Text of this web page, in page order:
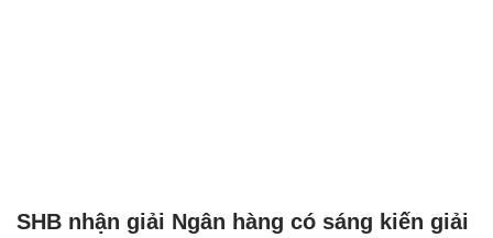
SHB nhận giải Ngân hàng có sáng kiến giải